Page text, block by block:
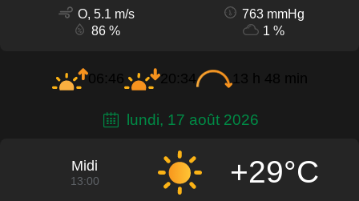
O, 5.1 m/s
763 mmHg
86 %
1 %
06:46 20:34 13 h 48 min
lundi, 17 août 2026
Midi
13:00 +29°C